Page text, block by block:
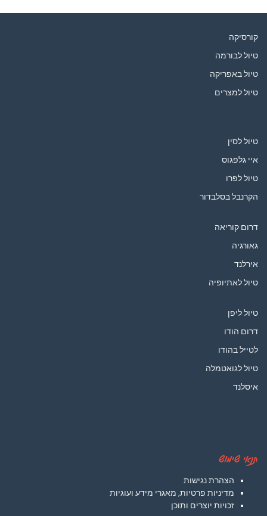
קורסיקה
טיול לבורמה
טיול באפריקה
טיול למצרים
טיול לסין
איי גלפגוס
טיול לפרו
הקרנבל בסלבדור
דרום קוריאה
גאורגיה
אירלנד
טיול לאתיופיה
טיול ליפן
דרום הודו
לטייל בהודו
טיול לגואטמלה
איסלנד
תנאי שימוש
הצהרת נגישות
מדיניות פרטיות, מאגרי מידע ועוגיות
זכויות יוצרים ותוכן